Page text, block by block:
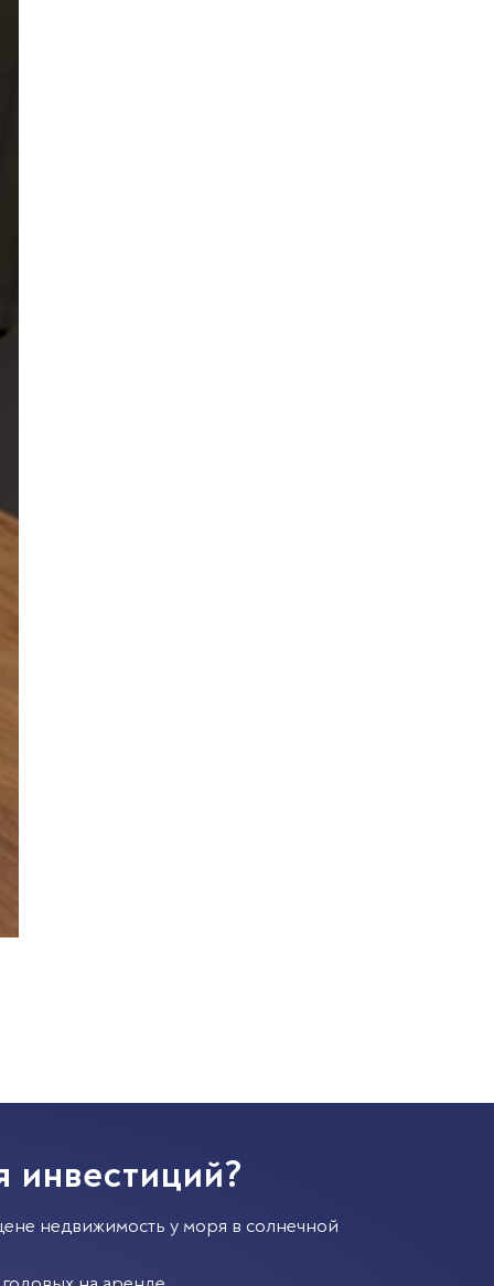
недвижимость у моря в солнечной